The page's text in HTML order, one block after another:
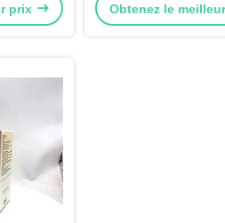
prix
Obtenez le